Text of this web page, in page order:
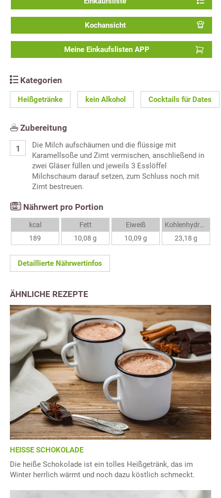
Kochansicht
Meine Einkaufslisten APP
Kategorien
Heißgetränke kein Alkohol Cocktails für Dates
Zubereitung
Die Milch aufschäumen und die flüssige mit
Karamellsoße und Zimt vermischen, anschließend in
zwei Gläser füllen und jeweils 3 Esslöffel
Milchschaum darauf setzen, zum Schluss noch mit
Zimt bestreuen.
Nährwert pro Portion
kcal
189
Fett
10,08 g
Eiweiß
10,09 g
Kohlenhydrate
23,18 g
Detaillierte Nährwertinfos
ÄHNLICHE REZEPTE
HEISSE SCHOKOLADE
Die heiße Schokolade ist ein tolles Heißgetränk, das im
Winter herrlich wärmt und noch dazu köstlich schmeckt.